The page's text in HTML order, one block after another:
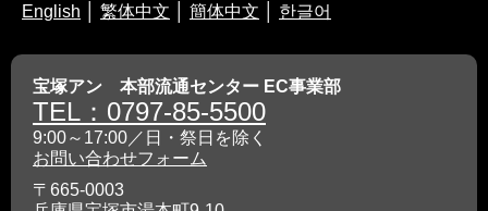
English 繁体中文 簡体中文 한글어
宝塚アン 本部流通センター EC事業部
TEL：0797-85-5500
9:00～17:00／日・祭日を除く
お問い合わせフォーム
〒665-0003